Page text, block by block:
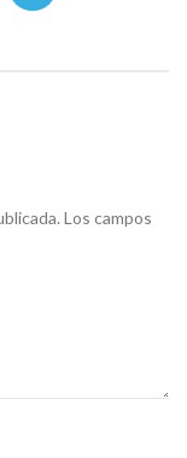
Los campos